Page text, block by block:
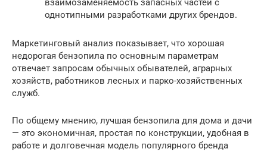
взаимозаменяемость запасных частей с
однотипными разработками других брендов.
Маркетинговый анализ показывает, что хорошая
недорогая бензопила по основным параметрам
отвечает запросам обычных обывателей, аграрных
хозяйств, работников лесных и парко-хозяйственных
служб.
По общему мнению, лучшая бензопила для дома и дачи
— это экономичная, простая по конструкции, удобная в
работе и долговечная модель популярного бренда